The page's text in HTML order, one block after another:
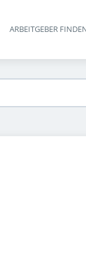
ARBEITGEBER